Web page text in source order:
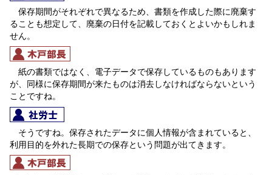
保存期間がそれぞれで異なるため、書類を作成した際に廃棄す
ることも想定して、廃棄の日付を記載しておくとよいかもしれま
せん。
紙の書類ではなく、電子データで保存しているものもあります
が、同様に保存期間が来たものは消去しなければならないという
ことですね。
そうですね。保存されたデータに個人情報が含まれていると、
利用目的を外れた長期での保存という問題が出てきます。